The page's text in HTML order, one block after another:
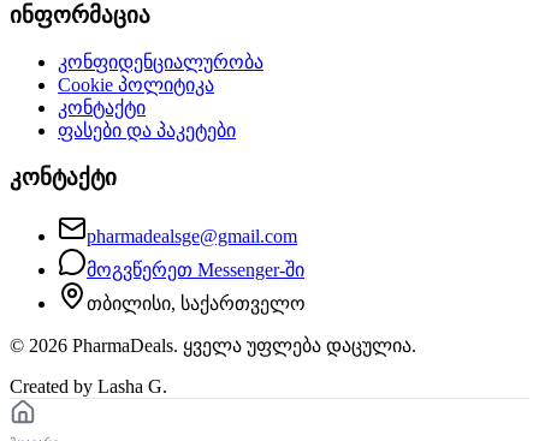
ინფორმაცია
კონფიდენციალურობა
Cookie პოლიტიკა
კონტაქტი
ფასები და პაკეტები
კონტაქტი
pharmadealsge@gmail.com
მოგვწერეთ Messenger-ში
თბილისი, საქართველო
© 2026 PharmaDeals. ყველა უფლება დაცულია.
Created by Lasha G.